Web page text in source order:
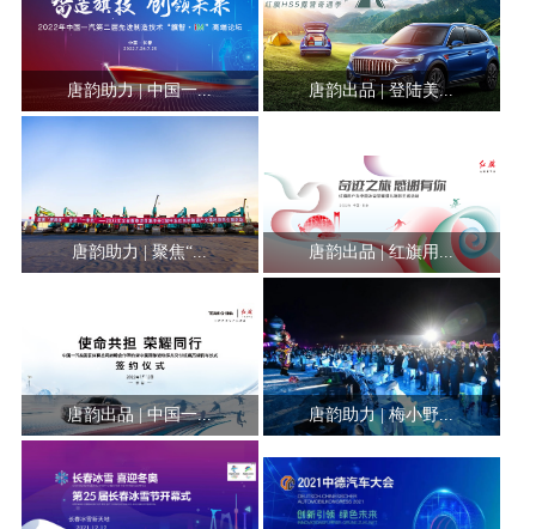
唐韵助力 | 中国一... 唐韵出品 | 登陆美...
唐韵助力 | 聚焦“... 唐韵出品 | 红旗用...
唐韵出品 | 中国一... 唐韵助力 | 梅小野...